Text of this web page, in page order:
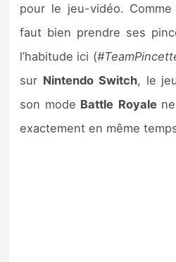
pour le jeu-vidéo.
faut bien prendre ses
l’habitude ici (
sur Nintendo Switch, le
son mode Battle Royalene
exactement en même